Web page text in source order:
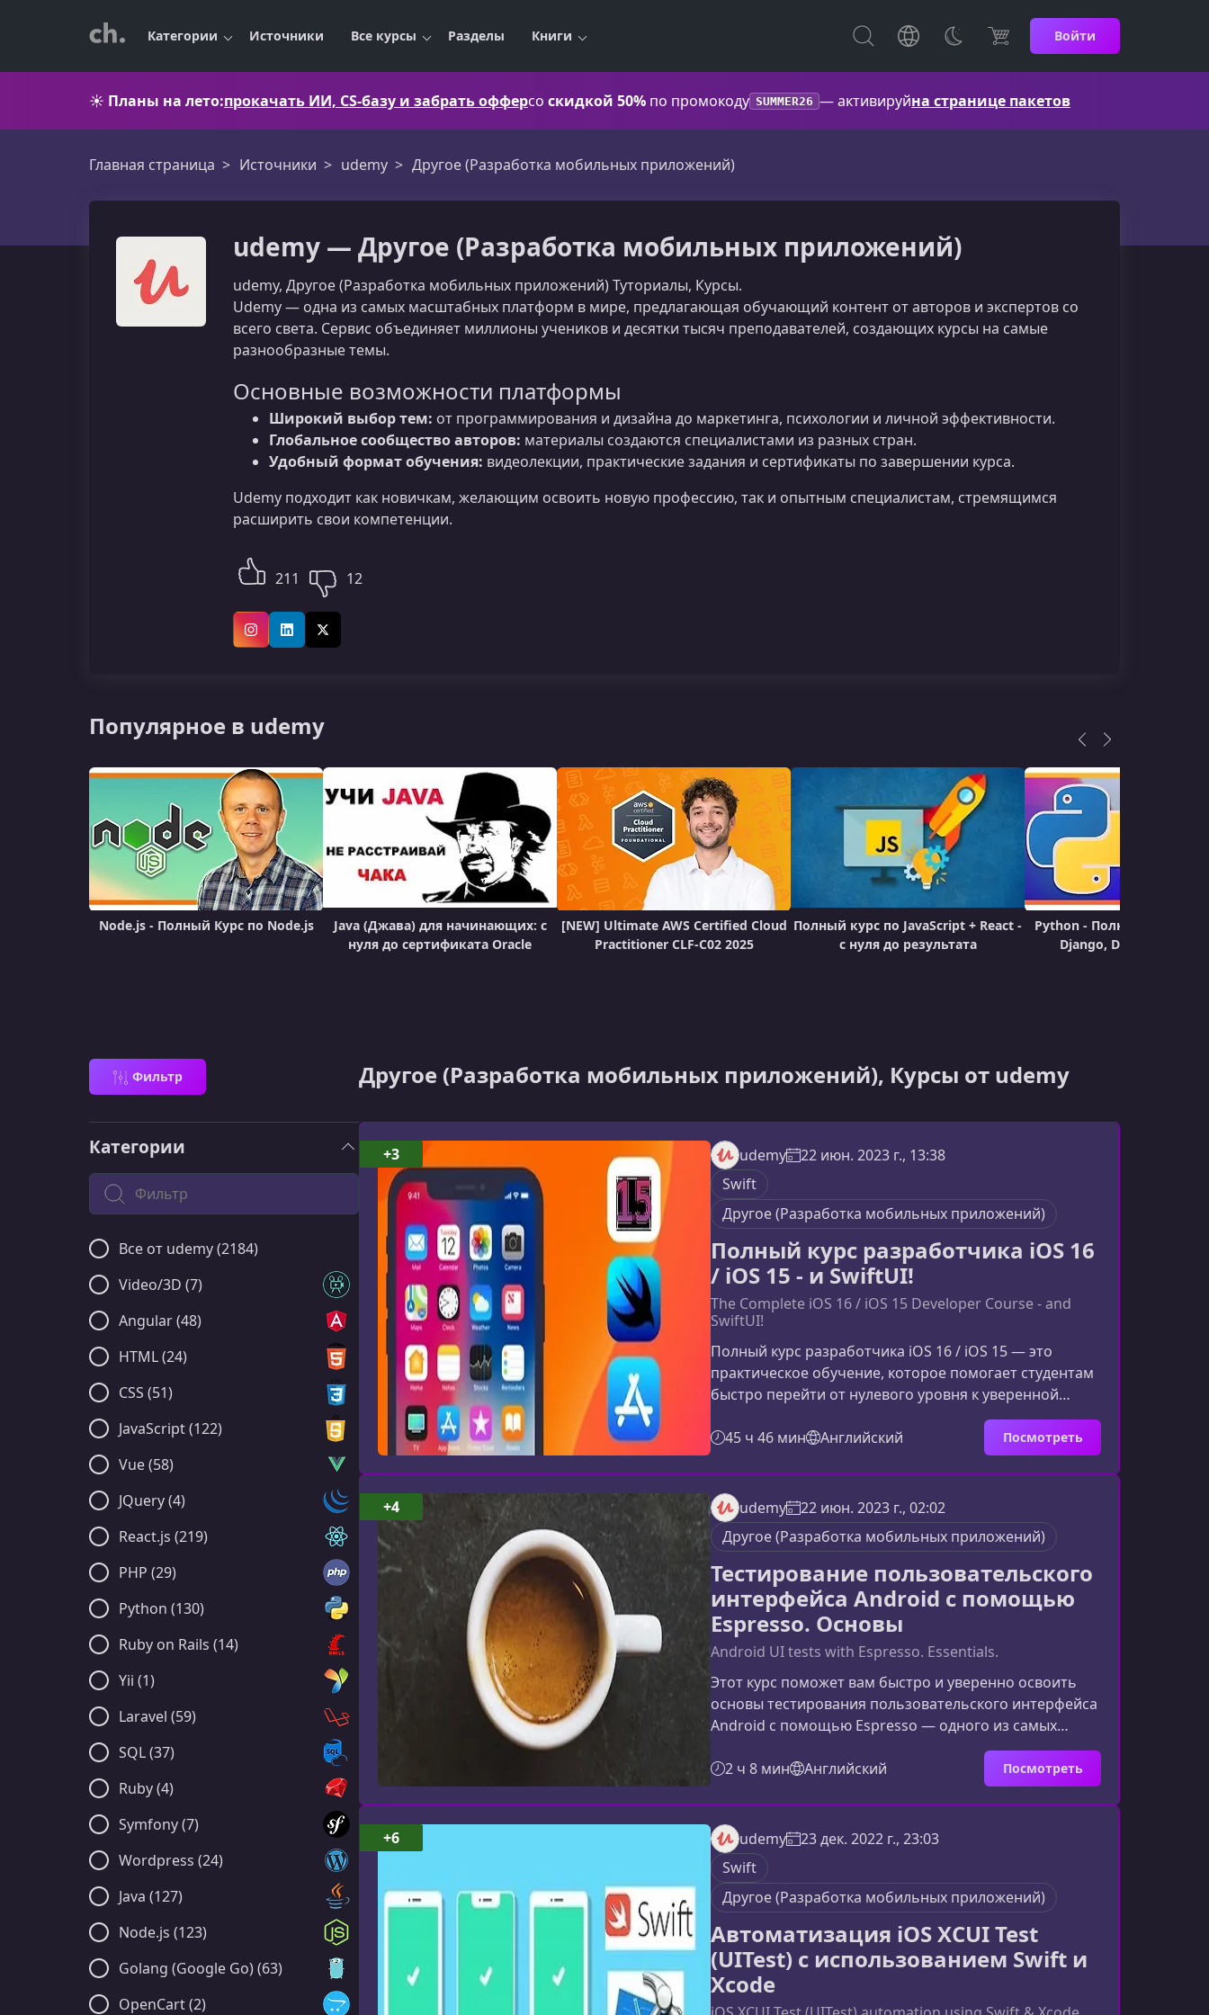
Категории Источники Все курсы Разделы Книги Войти
☀️ Планы на лето:прокачать ИИ, CS-базу и забрать офферсо скидкой 50% по промокоду SUMMER26 — активируйна странице пакетов
Главная страница Источники udemy Другое (Разработка мобильных приложений)
udemy — Другое (Разработка мобильных приложений)
udemy, Другое (Разработка мобильных приложений) Туториалы, Курсы.
Udemy — одна из самых масштабных платформ в мире, предлагающая обучающий контент от авторов и экспертов со
всего света. Сервис объединяет миллионы учеников и десятки тысяч преподавателей, создающих курсы на самые
разнообразные темы.
Основные возможности платформы
Широкий выбор тем: от программирования и дизайна до маркетинга, психологии и личной эффективности.
Глобальное сообщество авторов: материалы создаются специалистами из разных стран.
Удобный формат обучения: видеолекции, практические задания и сертификаты по завершении курса.
Udemy подходит как новичкам, желающим освоить новую профессию, так и опытным специалистам, стремящимся
расширить свои компетенции.
211 12
InstagramLinkedInX (Twitter)
Популярное в udemy
Node.js - Полный Курс по Node.js
Java (Джава) для начинающих: с
нуля до сертификата Oracle
[NEW] Ultimate AWS Certified Cloud
Practitioner CLF-C02 2025
Полный курс по JavaScript + React -
с нуля до результата
Python - Полный Курс по
Django, Data Science и
Фильтр Другое (Разработка мобильных приложений), Курсы от udemy
Категории
Поиск по категории
Все от udemy (2184)
Video/3D (7)
Angular (48)
HTML (24)
CSS (51)
JavaScript (122)
Vue (58)
JQuery (4)
React.js (219)
PHP (29)
Python (130)
Ruby on Rails (14)
Yii (1)
Laravel (59)
SQL (37)
Ruby (4)
Symfony (7)
Wordpress (24)
Java (127)
Node.js (123)
Golang (Google Go) (63)
OpenCart (2)
udemy
22 июн. 2023 г., 13:38
Swift
Другое (Разработка мобильных приложений)
Полный курс разработчика iOS 16
/ iOS 15 - и SwiftUI!
The Complete iOS 16 / iOS 15 Developer Course - and
SwiftUI!
Полный курс разработчика iOS 16 / iOS 15 — это
практическое обучение, которое помогает студентам
быстро перейти от нулевого уровня к уверенной
разработке приложений. Если вы хотите освоить
Swift, Xcode и современные фреймворки, создавая
реальные проекты — этот материал станет
идеальным дополнением к описанию курса.Что
представляет собой курс по iOS-разработкеКурс
создан для полного погружения в экосистему Apple и
обучает созданию современных i
45 ч 46 мин Английский Посмотреть
+3
udemy
22 июн. 2023 г., 02:02
Другое (Разработка мобильных приложений)
Тестирование пользовательского
интерфейса Android с помощью
Espresso. Основы
Android UI tests with Espresso. Essentials.
Этот курс поможет вам быстро и уверенно освоить
основы тестирования пользовательского интерфейса
Android с помощью Espresso — одного из самых
популярных и надёжных фреймворков для
UI‑автоматизации.Что вы узнаете в этом курсеКурс
шаг за шагом познакомит вас с ключевыми
возможностями Espresso и научит применять их на
практике. Материал подойдёт как новичкам в
Android‑разработке, так и начинающим
тестировщикам, которые хотят расширить свои
навыки
2 ч 8 мин Английский Посмотреть
+4
udemy
23 дек. 2022 г., 23:03
Swift
Другое (Разработка мобильных приложений)
Автоматизация iOS XCUI Test
(UITest) с использованием Swift и
Xcode
+6